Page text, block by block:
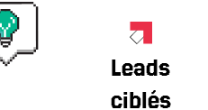
Leads
ciblés